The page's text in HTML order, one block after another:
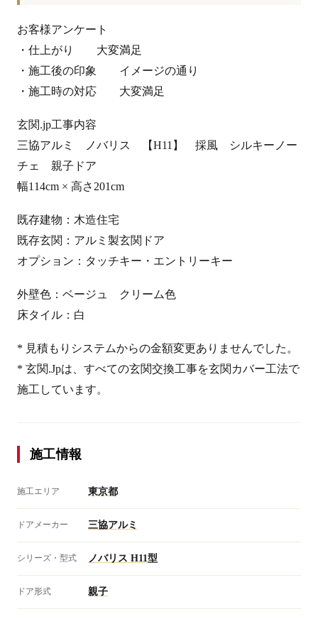
お客様アンケート
・仕上がり 大変満足
・施工後の印象 イメージの通り
・施工時の対応 大変満足
玄関.jp工事内容
三協アルミ ノバリス 【H11】 採風 シルキーノー
チェ 親子ドア
幅114cm × 高さ201cm
既存建物：木造住宅
既存玄関：アルミ製玄関ドア
オプション：タッチキー・エントリーキー
外壁色：ベージュ クリーム色
床タイル：白
* 見積もりシステムからの金額変更ありませんでした。
* 玄関.Jpは、すべての玄関交換工事を玄関カバー工法で
施工しています。
施工情報
施工エリア 東京都
ドアメーカー 三協アルミ
シリーズ・型式 ノバリス H11型
ドア形式 親子